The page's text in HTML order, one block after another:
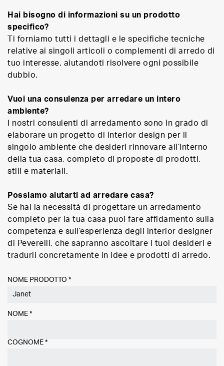
Hai bisogno di informazioni su un prodotto
specifico?
Ti forniamo tutti i dettagli e le specifiche tecniche
relative ai singoli articoli o complementi di arredo di
tuo interesse, aiutandoti risolvere ogni possibile
dubbio.
Vuoi una consulenza per arredare un intero
ambiente?
I nostri consulenti di arredamento sono in grado di
elaborare un progetto di interior design per il
singolo ambiente che desideri rinnovare all’interno
della tua casa, completo di proposte di prodotti,
stili e materiali.
Possiamo aiutarti ad arredare casa?
Se hai la necessità di progettare un arredamento
completo per la tua casa puoi fare affidamento sulla
competenza e sull’esperienza degli interior designer
di Peverelli, che sapranno ascoltare i tuoi desideri e
tradurli concretamente in idee e prodotti di arredo.
NOME PRODOTTO *
NOME *
COGNOME *